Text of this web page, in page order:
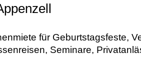
für Geburtstagsfeste,
Seminare,